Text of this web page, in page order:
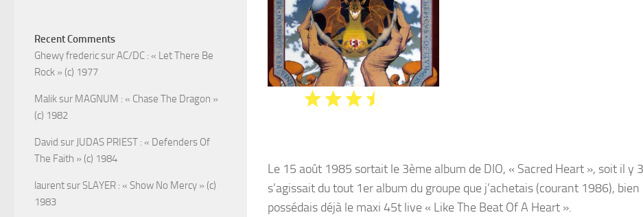
Le 15 août 1985 sortait le 3ème album de DIO, « Sacred Heart », soit il y
s’agissait du tout 1er album du groupe que j’achetais (courant 1986), bien
possédais déjà le maxi 45t live « Like The Beat Of A Heart ».
Recent Comments
Ghewy fredericsurAC/DC : « Let There Be
Rock » (c) 1977
Maliksur MAGNUM : « Chase The Dragon »
(c) 1982
David sur JUDAS PRIEST : « Defenders Of
The Faith » (c) 1984
laurentsur SLAYER : « Show No Mercy » (c)
1983